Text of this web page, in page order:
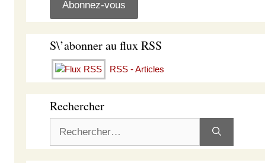
S\’abonner au flux RSS
RSS - Articles
Rechercher